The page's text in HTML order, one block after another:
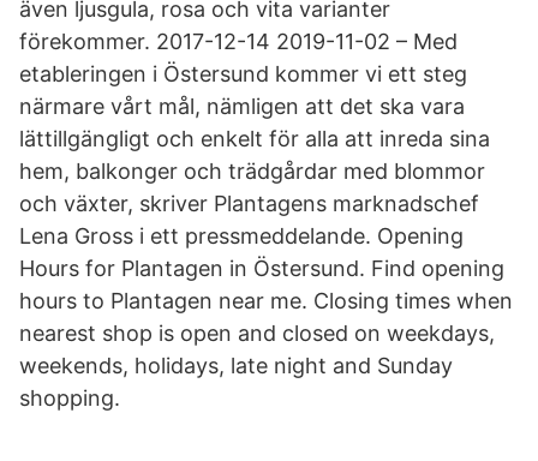
även ljusgula, rosa och vita varianter
förekommer. 2017-12-14 2019-11-02 – Med
etableringen i Östersund kommer vi ett steg
närmare vårt mål, nämligen att det ska vara
lättillgängligt och enkelt för alla att inreda sina
hem, balkonger och trädgårdar med blommor
och växter, skriver Plantagens marknadschef
Lena Gross i ett pressmeddelande. Opening
Hours for Plantagen in Östersund. Find opening
hours to Plantagen near me. Closing times when
nearest shop is open and closed on weekdays,
weekends, holidays, late night and Sunday
shopping.